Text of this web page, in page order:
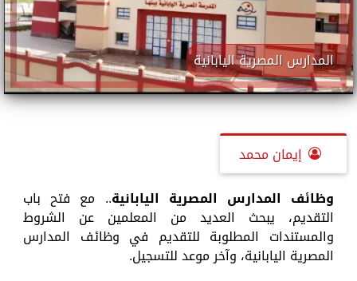
المدارس المصرية اليابانية
إيمان محمد
وظائف المدارس المصرية اليابانية.. مع فتح باب
التقديم، يبحث العديد من المعلمين عن الشروط
والمستندات المطلوبة للتقديم في وظائف المدارس
المصرية اليابانية، وآخر موعد للتسجيل.